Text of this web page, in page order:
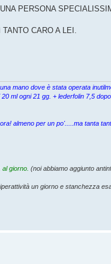
PERSONA
CARO A LEI.
mano dove è stata operata
ml ogni 21 gg. + lederfolin 7,5
almeno per un po'.....ma tanta
giorno. (noi abbiamo aggiunto
un giorno e stanchezza